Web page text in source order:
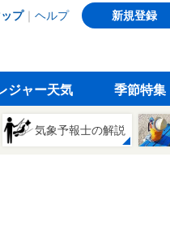
プ｜ ヘルプ 新規登録
ジャー天気 季節特集
気象予報士の解説